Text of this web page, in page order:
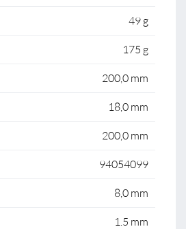
49 g
175 g
200,0 mm
18,0 mm
200,0 mm
94054099
8,0 mm
1.5 mm